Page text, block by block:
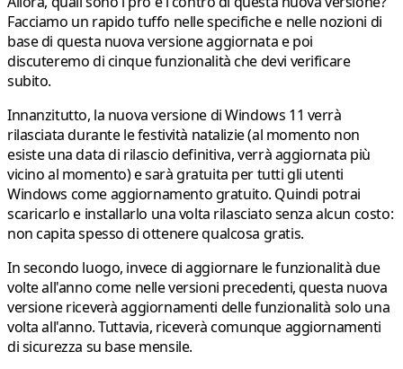
Facciamo un rapido tuffo nelle specifiche e nelle nozioni di
base di questa nuova versione aggiornata e poi
discuteremo di cinque funzionalità che devi verificare
subito.
Innanzitutto, la nuova versione di Windows 11 verrà
rilasciata durante le festività natalizie (al momento non
esiste una data di rilascio definitiva, verrà aggiornata più
vicino al momento) e sarà gratuita per tutti gli utenti
Windows come aggiornamento gratuito. Quindi potrai
scaricarlo e installarlo una volta rilasciato senza alcun costo:
non capita spesso di ottenere qualcosa gratis.
In secondo luogo, invece di aggiornare le funzionalità due
volte all'anno come nelle versioni precedenti, questa nuova
versione riceverà aggiornamenti delle funzionalità solo una
volta all'anno. Tuttavia, riceverà comunque aggiornamenti
di sicurezza su base mensile.